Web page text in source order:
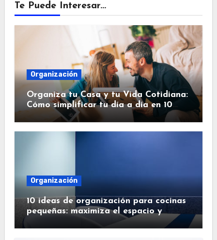
Te Puede Interesar...
Organización
Organiza tu Casa y tu Vida Cotidiana:
Cómo simplificar tu día a día en 10
Organización
10 ideas de organización para cocinas
pequeñas: maximiza el espacio y
simplifica tu vida